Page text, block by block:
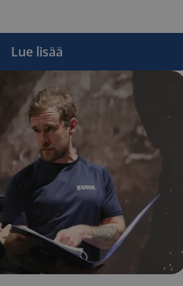
Lue lisää
Ehdottomasti
Ehdottomasti
tilinhallinnan.
__cf_bm
__cf_bm